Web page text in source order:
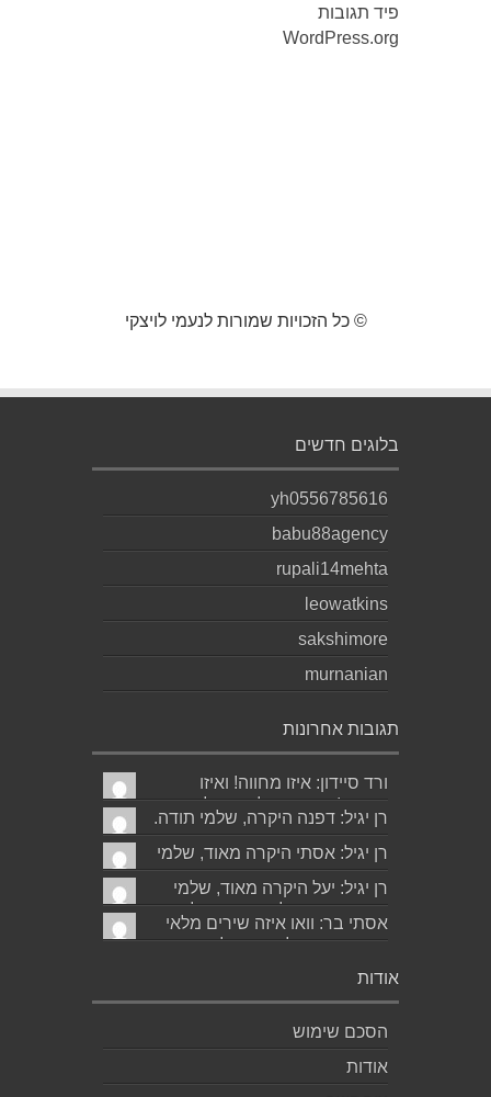
פיד תגובות
WordPress.org
© כל הזכויות שמורות לנעמי לויצקי
בלוגים חדשים
yh0556785616
babu88agency
rupali14mehta
leowatkins
sakshimore
murnanian
תגובות אחרונות
ורד סיידון: איזו מחווה! ואיזו
עברית! יישר כוח לכותב ולאהובתו
:) שבת שלום...
רן יגיל: דפנה היקרה, שלמי תודה.
גד הוא אכן משורר איכותי ביותר.
אמסור...
רן יגיל: אסתי היקרה מאוד, שלמי
תודה. ניכר כי השירים דיברו
לליבך. אמסו...
רן יגיל: יעל היקרה מאוד, שלמי
תודה. אמסור לגד. שבת שלום.
רן...
אסתי בר: וואו איזה שירים מלאי
רגש ותשוקה לאהובה ולאהבה
אודות
הסכם שימוש
אודות